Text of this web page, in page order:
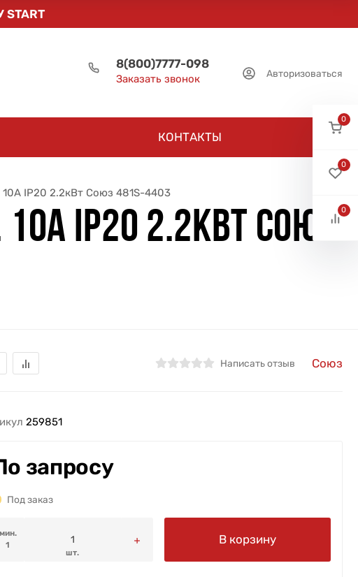
8(800)7777-098
Заказать звонок Авторизоваться
КОНТАКТЫ
IP20 2.2кВт Союз 481S-4403
IP20 2.2КВТ СОЮЗ
Написать отзыв Союз
259851
запросу
Под заказ
мин.
1
шт.
В корзину
0
0
0